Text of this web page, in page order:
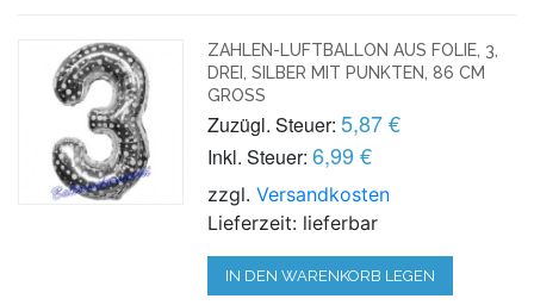
ZAHLEN-LUFTBALLON AUS FOLIE, 3,
DREI, SILBER MIT PUNKTEN, 86 CM
GROSS
Zuzügl. Steuer: 5,87 €
Inkl. Steuer: 6,99 €
zzgl.Versandkosten
Lieferzeit: lieferbar
IN DEN WARENKORB LEGEN